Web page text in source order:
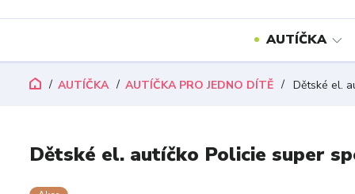
AUTÍČKA
AUTÍČKA AUTÍČKA PRO JEDNO DÍTĚ Dětské el.
Dětské el. autíčko Policie super